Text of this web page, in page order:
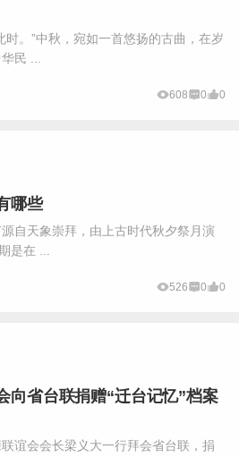
。”中秋，宛如一首悠扬的古曲，在岁
民 ...
608 0 0
哪些
天象崇拜，由上古时代秋夕祭月演
是在 ...
526 0 0
向省台联捐赠“迁台记忆”档案
会会长梁义大一行拜会省台联，捐